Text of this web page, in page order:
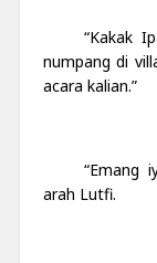
“Kakak
numpang di
acara kalian.”
“Emang
arah Lutfi.